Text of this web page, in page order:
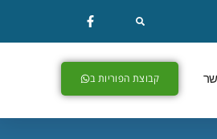
קבוצת הפוריות ב